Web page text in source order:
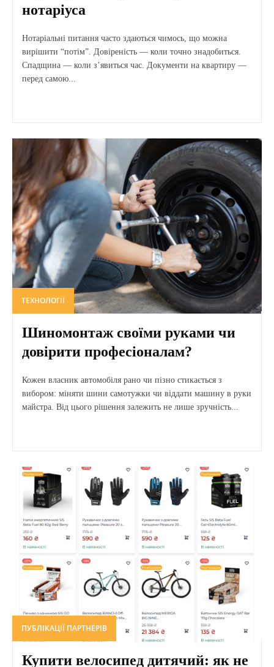
нотаріуса
Нотаріальні питання часто здаються чимось, що можна
вирішити “потім”. Довіреність — коли точно знадобиться.
Спадщина — коли з’явиться час. Документи на квартиру —
перед самою...
ТЕХНОЛОГІЇ
Шиномонтаж своїми руками чи
довірити професіоналам?
Кожен власник автомобіля рано чи пізно стикається з
вибором: міняти шини самотужки чи віддати машину в руки
майстра. Від цього рішення залежить не лише зручність...
ПУБЛІКАЦІЇ ПАРТНЕРІВ
Купити велосипед дитячий: як не